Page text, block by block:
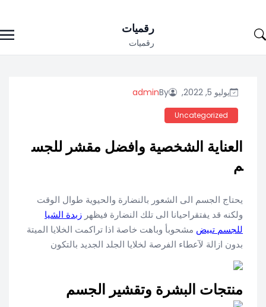
to
رقميات
رقميات
يوليو 5, 2022, By
admin
Uncategorized
العناية الشخصية وافضل مقشر للجس
م
يحتاج الجسم الى الشعور بالنضارة والحيوية طوال الوقت
ولكنه قد يفتقراحيانا الى تلك النضارة فيظهر زبدة الشيا
للجسم تبيض مشحوبأ وباهت خاصة اذا تراكمت الخلايا الميتة
بدون ازالة لآعطاء الفرصة لخلايا الجلد الجديد بالتكون
منتجات البشرة وتقشير الجسم